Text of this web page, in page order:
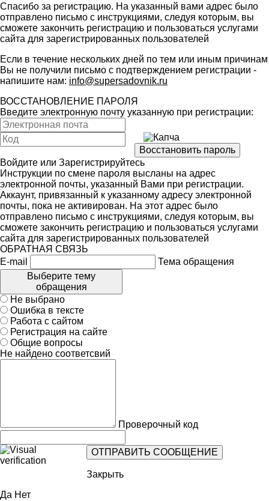
Спасибо за регистрацию. На указанный вами адрес было
отправлено письмо с инструкциями, следуя которым, вы
сможете закончить регистрацию и пользоваться услугами
сайта для зарегистрированных пользователей
Если в течение нескольких дней по тем или иным причинам
Вы не получили письмо с подтверждением регистрации -
напишите нам: info@supersadovnik.ru
ВОССТАНОВЛЕНИЕ ПАРОЛЯ
Введите электронную почту указанную при регистрации:
Войдите или Зарегистрируйтесь
Инструкции по смене пароля высланы на адрес
электронной почты, указанный Вами при регистрации.
Аккаунт, привязанный к указанному адресу электронной
почты, пока не активирован. На этот адрес было
отправлено письмо с инструкциями, следуя которым, вы
сможете закончить регистрацию и пользоваться услугами
сайта для зарегистрированных пользователей
ОБРАТНАЯ СВЯЗЬ
E-mail
Тема обращения
Выберите тему
обращения
Не выбрано
Ошибка в тексте
Работа с сайтом
Регистрация на сайте
Общие вопросы
Не найдено соответсвий
Проверочный код
Закрыть
Да Нет